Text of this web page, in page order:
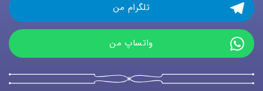
تلگرام من
واتساپ من